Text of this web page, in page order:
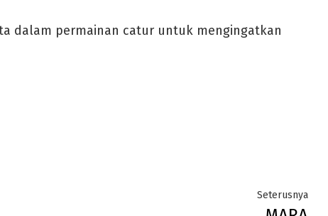
dalam permainan catur untuk mengingatkan
SeterusnyaNext